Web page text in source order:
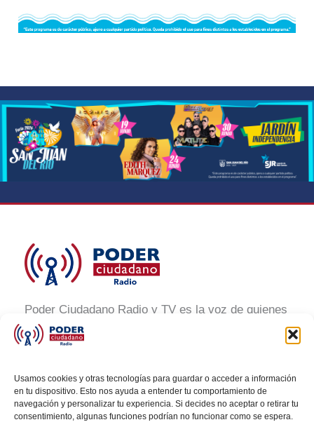
Usamos cookies y otras tecnologías para guardar o acceder a información
en tu dispositivo. Esto nos ayuda a entender tu comportamiento de
navegación y personalizar tu experiencia. Si decides no aceptar o retirar tu
consentimiento, algunas funciones podrían no funcionar como se espera.
Poder Ciudadano Radio y TV es la voz de quienes
buscan un México informado y participativo.
Nuestro compromiso es conectar con la
transformación social a través de noticias claras,
veraces y al alcance de todos.